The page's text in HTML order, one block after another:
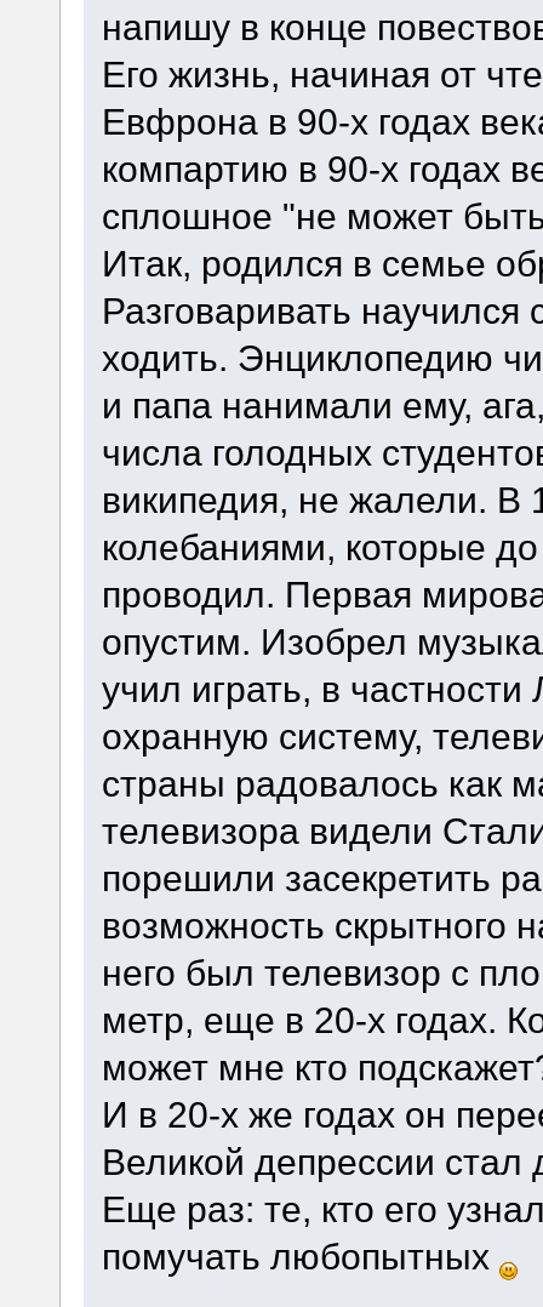
напишу в конце
Его жизнь, начиная от
Евфрона в 90-х годах
компартию в 90-х годах
сплошное "не может
Итак, родился в семье
Разговаривать
ходить. Энциклопедию
и папа нанимали ему,
числа голодных
википедия, не жалели. В
колебаниями, которые
проводил. Первая
опустим. Изобрел
учил играть, в
охранную систему,
страны радовалось как
телевизора видели
порешили засекретить
возможность скрытного
него был телевизор с
метр, еще в 20-х годах.
может мне кто
И в 20-х же годах он
Великой депрессии
Еще раз: те, кто его
помучать любопытных